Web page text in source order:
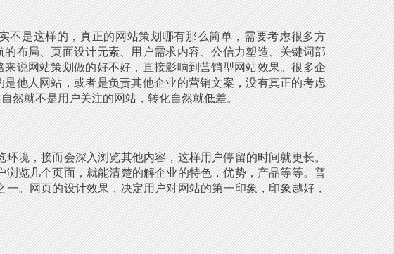
不是这样的，真正的网站策划哪有那么简单，需要考虑很多方
布局、页面设计元素、用户需求内容、公信力塑造、关键词部
说网站策划做的好不好，直接影响到营销型网站效果。很多企
他人网站，或者是负责其他企业的营销文案，没有真正的考虑
然就不是用户关注的网站，转化自然就低差。
境，接而会深入浏览其他内容，这样用户停留的时间就更长。
览几个页面，就能清楚的解企业的特色，优势，产品等等。普
。网页的设计效果，决定用户对网站的第一印象，印象越好，